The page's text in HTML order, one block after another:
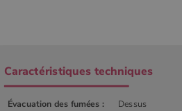
Caractéristiques techniques
Évacuation des fumées : Dessus